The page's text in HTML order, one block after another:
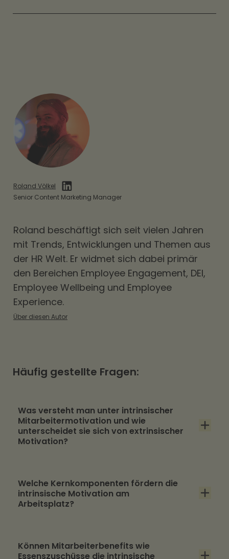
Roland Völkel
Senior Content Marketing Manager
Roland beschäftigt sich seit vielen Jahren
mit Trends, Entwicklungen und Themen aus
der HR Welt. Er widmet sich dabei primär
den Bereichen Employee Engagement, DEI,
Employee Wellbeing und Employee
Experience.
Über diesen Autor
Häufig gestellte Fragen:
Was versteht man unter intrinsischer
Mitarbeitermotivation und wie
unterscheidet sie sich von extrinsischer
Motivation?
dass jemand eine Aufgabe ausführt, weil er sie
als persönlich sinnvoll, bereichernd oder
äußere Faktoren wie Geld, Belohnungen oder
Welche Kernkomponenten fördern die
intrinsische Motivation am
Arbeitsplatz?
wird durch vier Kernkomponenten gefördert:
Können Mitarbeiterbenefits wie
Essenszuschüsse die intrinsische